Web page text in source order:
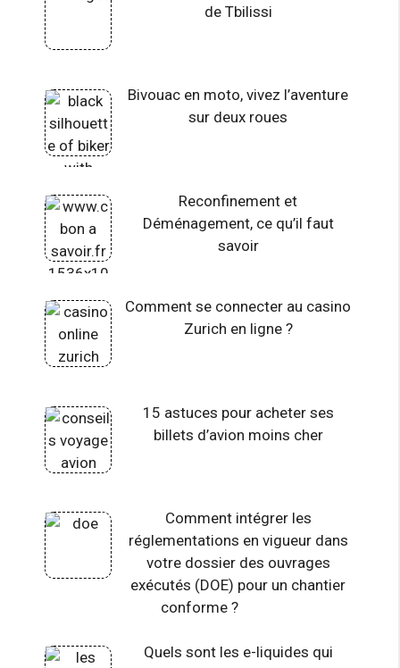
de Tbilissi
Bivouac en moto, vivez l’aventure
sur deux roues
Reconfinement et
Déménagement, ce qu’il faut
savoir
Comment se connecter au casino
Zurich en ligne ?
15 astuces pour acheter ses
billets d’avion moins cher
Comment intégrer les
réglementations en vigueur dans
votre dossier des ouvrages
exécutés (DOE) pour un chantier
conforme ?
Quels sont les e-liquides qui